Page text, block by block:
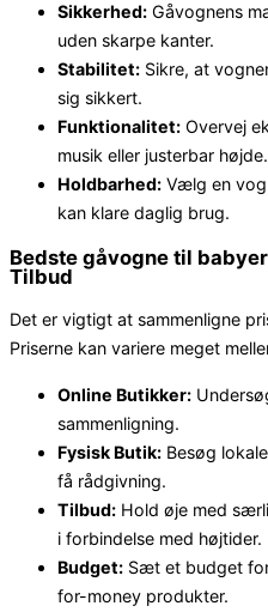
Sikkerhed: Gåvognens
uden skarpe kanter.
Stabilitet: Sikre, at
sig sikkert.
Funktionalitet: Overvej
musik eller justerbar højde.
Holdbarhed: Vælg en
kan klare daglig brug.
Bedste gåvogne til
Tilbud
Det er vigtigt at sammenligne
Priserne kan variere meget
Online Butikker:
sammenligning.
Fysisk Butik: Besøg
få rådgivning.
Tilbud: Hold øje med
i forbindelse med højtider.
Budget: Sæt et budget
for-money produkter.